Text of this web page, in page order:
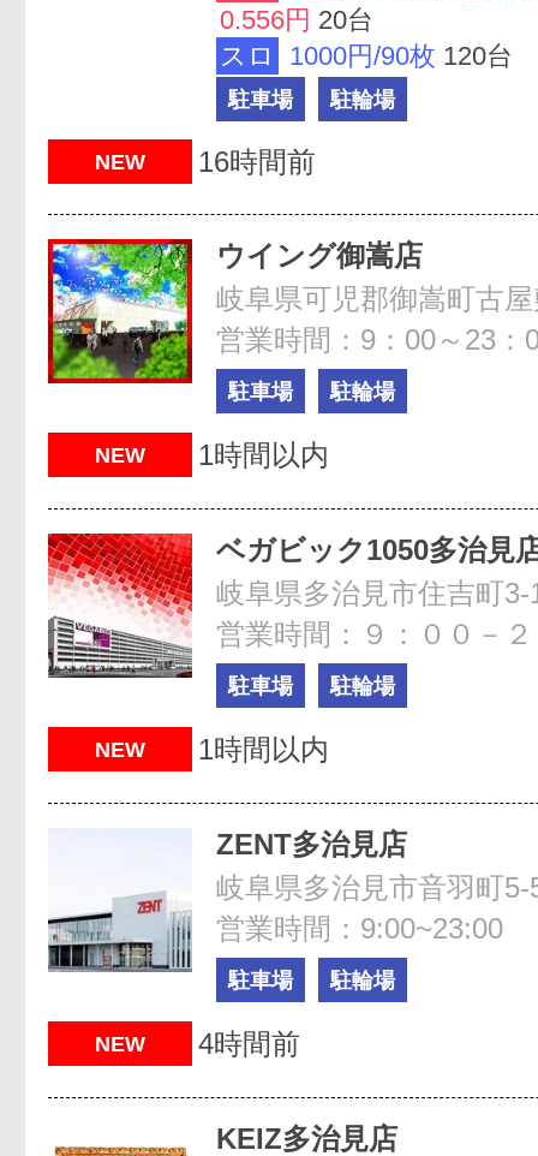
0.556円 20台
スロ
1000円/90枚 120台
駐車場 駐輪場
NEW 16時間前
ウイング御嵩店
営業時間：9：00～23：
駐車場 駐輪場
NEW 1時間以内
ベガビック1050多治見
岐阜県多治見市住吉町3-
営業時間：９：００－
駐車場 駐輪場
NEW 1時間以内
ZENT多治見店
岐阜県多治見市音羽町5-
営業時間：9:00~23:00
駐車場 駐輪場
NEW 4時間前
KEIZ多治見店